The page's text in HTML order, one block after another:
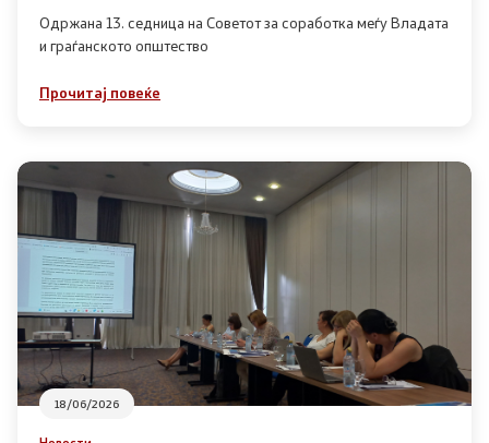
Контакт
Контакт
Линкови
Изјава за пристапност
Со еден клик до сите услуги
Одржана 13. седница на Советот за соработка меѓу Владата
и граѓанското општество
Прочитај повеќе
18/06/2026